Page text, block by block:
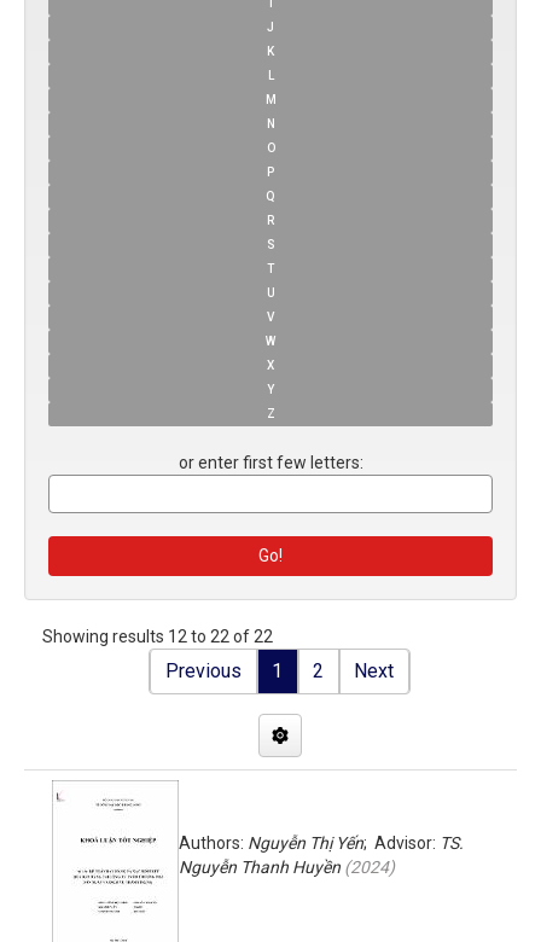
J
K
M
N
O
P
Q
R
S
T
U
V
W
X
Y
Z
or enter first few letters:
Showing results 12 to 22 of 22
Previous 1 2 Next
Authors: Nguyễn Thị Yến; Advisor: TS.
Nguyễn Thanh Huyền (2024)